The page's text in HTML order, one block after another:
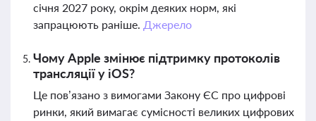
січня 2027 року, окрім деяких норм, які
запрацюють раніше. Джерело
Чому Apple змінює підтримку протоколів
трансляції у iOS?
Це пов’язано з вимогами Закону ЄС про цифрові
ринки, який вимагає сумісності великих цифрових